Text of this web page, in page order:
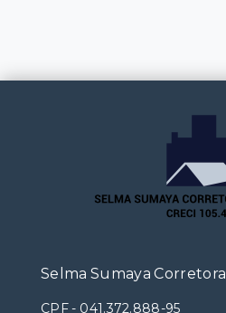
Selma Sumaya Corretora
CPF- 041.372.888-95